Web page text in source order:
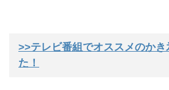
>>テレビ番組でオススメのかき
た！